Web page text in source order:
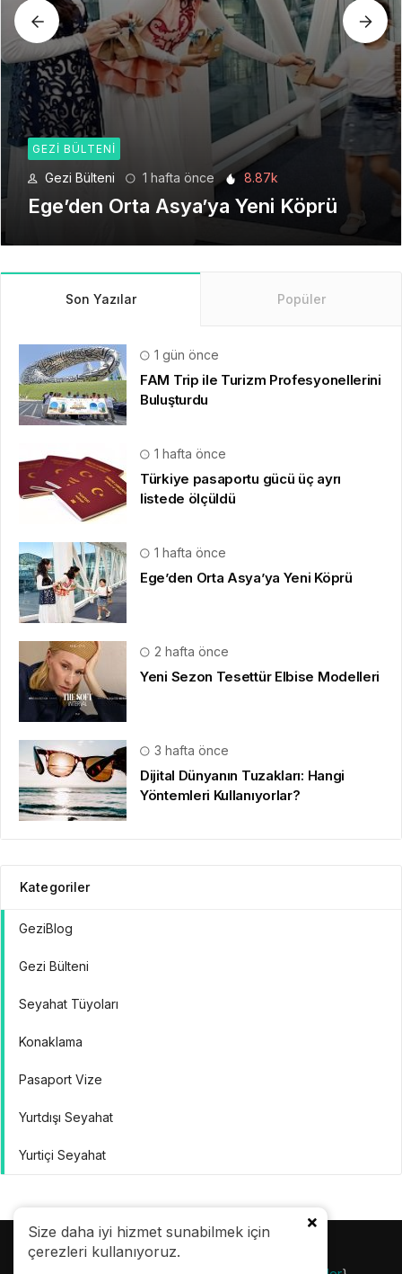
Size daha iyi hizmet sunabilmek için
çerezleri kullanıyoruz.
GEZI BÜLTENI
Gezi Bülteni 6.22k
Seyahat Teknolojilerinde Yeni Bir
Dönem
Son Yazılar Popüler
1 gün önce
FAM Trip ile Turizm Profesyonellerini
Buluşturdu
1 hafta önce
Türkiye pasaportu gücü üç ayrı
listede ölçüldü
1 hafta önce
Ege’den Orta Asya’ya Yeni Köprü
2 hafta önce
Yeni Sezon Tesettür Elbise Modelleri
3 hafta önce
Dijital Dünyanın Tuzakları: Hangi
Yöntemleri Kullanıyorlar?
Kategoriler
GeziBlog
Gezi Bülteni
Seyahat Tüyoları
Konaklama
Pasaport Vize
Yurtdışı Seyahat
Yurtiçi Seyahat